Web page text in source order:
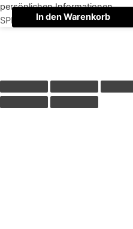
persönlichen Informationen.
SPEICHERN & AKZEPTIEREN
Liebesgruß
Menge
In den Warenkorb